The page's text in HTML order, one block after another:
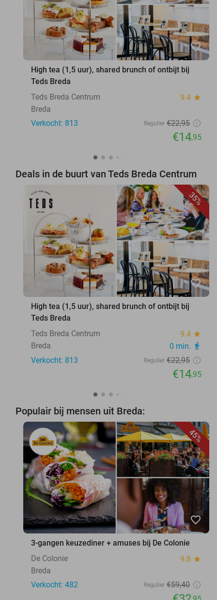
favorite_border
High tea (1,5 uur), shared brunch of ontbijt bij
Teds Breda
Teds Breda Centrum
9.4 star
Breda
Verkocht: 813
Regulier €22,95
€14,95
Deals in de buurt van Teds Breda Centrum
35%
favorite_border
High tea (1,5 uur), shared brunch of ontbijt bij
Teds Breda
Teds Breda Centrum
9.4 star
Breda 0 min. directions_walk
Verkocht: 813 Regulier €22,95
€14,95
Populair bij mensen uit Breda:
45%
favorite_border
3-gangen keuzediner + amuses bij De Colonie
De Colonie
9.8 star
Breda
Verkocht: 482
Regulier €59,40